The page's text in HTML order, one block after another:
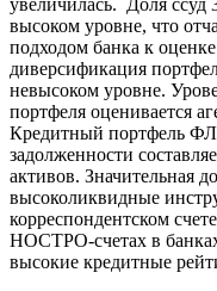
увеличилась. Доля ссуд
высоком уровне, что
подходом банка к
диверсификация
невысоком уровне.
портфеля оценивается
Кредитный портфель
задолженности
активов. Значительная
высоколиквидные
корреспондентском
НОСТРО-счетах в
высокие кредитные